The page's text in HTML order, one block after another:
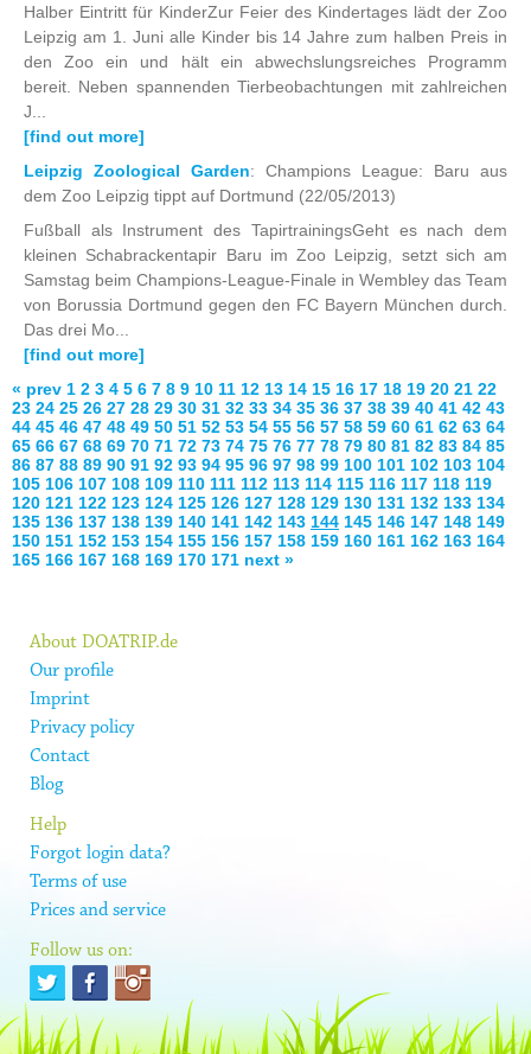
Halber Eintritt für KinderZur Feier des Kindertages lädt der Zoo
Leipzig am 1. Juni alle Kinder bis 14 Jahre zum halben Preis in
den Zoo ein und hält ein abwechslungsreiches Programm
bereit. Neben spannenden Tierbeobachtungen mit zahlreichen
J...
[find out more]
Leipzig Zoological Garden: Champions League: Baru aus
dem Zoo Leipzig tippt auf Dortmund (22/05/2013)
Fußball als Instrument des TapirtrainingsGeht es nach dem
kleinen Schabrackentapir Baru im Zoo Leipzig, setzt sich am
Samstag beim Champions-League-Finale in Wembley das Team
von Borussia Dortmund gegen den FC Bayern München durch.
Das drei Mo...
[find out more]
« prev 1 2 3 4 5 6 7 8 9 10 11 12 13 14 15 16 17 18 19 20 21 22
23 24 25 26 27 28 29 30 31 32 33 34 35 36 37 38 39 40 41 42 43
44 45 46 47 48 49 50 51 52 53 54 55 56 57 58 59 60 61 62 63 64
65 66 67 68 69 70 71 72 73 74 75 76 77 78 79 80 81 82 83 84 85
86 87 88 89 90 91 92 93 94 95 96 97 98 99 100 101 102 103 104
105 106 107 108 109 110 111 112 113 114 115 116 117 118 119
120 121 122 123 124 125 126 127 128 129 130 131 132 133 134
135 136 137 138 139 140 141 142 143 144 145 146 147 148 149
150 151 152 153 154 155 156 157 158 159 160 161 162 163 164
165 166 167 168 169 170 171 next »
About DOATRIP.de
Our profile
Imprint
Privacy policy
Contact
Blog
Help
Forgot login data?
Terms of use
Prices and service
Follow us on: